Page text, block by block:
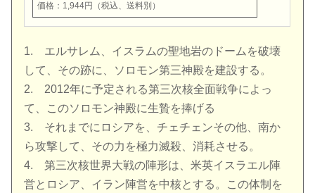
価格：1,944円（税込、送料別）
1. エルサレム、イスラムの聖地岩のドームを破壊
して、その跡に、ソロモン第三神殿を建設する。
2. 2012年に予定される第三次核全面戦争によっ
て、このソロモン神殿に生贄を捧げる
3. それまでにロシアを、チェチェンその他、南か
ら攻撃して、その力を極力滅殺、消耗させる。
4. 第三次核世界大戦の陣形は、米英イスラエル陣
営とロシア、イラン陣営を中核とする。この体制を